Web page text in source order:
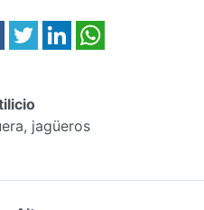
jagüeros